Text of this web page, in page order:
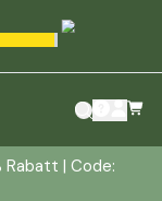
Rabatt | Code: